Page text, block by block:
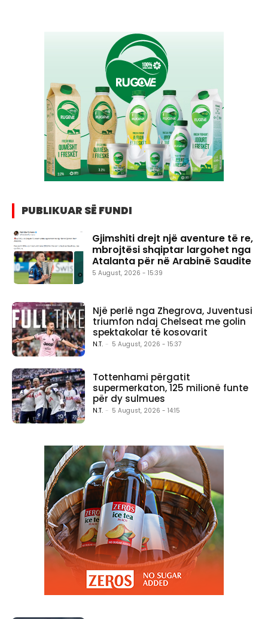
PUBLIKUAR SË FUNDI
Gjimshiti drejt një aventure të re,
mbrojtësi shqiptar largohet nga
Atalanta për në Arabinë Saudite
5 August, 2026 - 15:39
Një perlë nga Zhegrova, Juventusi
triumfon ndaj Chelseat me golin
spektakolar të kosovarit
N.T. - 5 August, 2026 - 15:37
Tottenhami përgatit
supermerkaton, 125 milionë funte
për dy sulmues
N.T. - 5 August, 2026 - 14:15